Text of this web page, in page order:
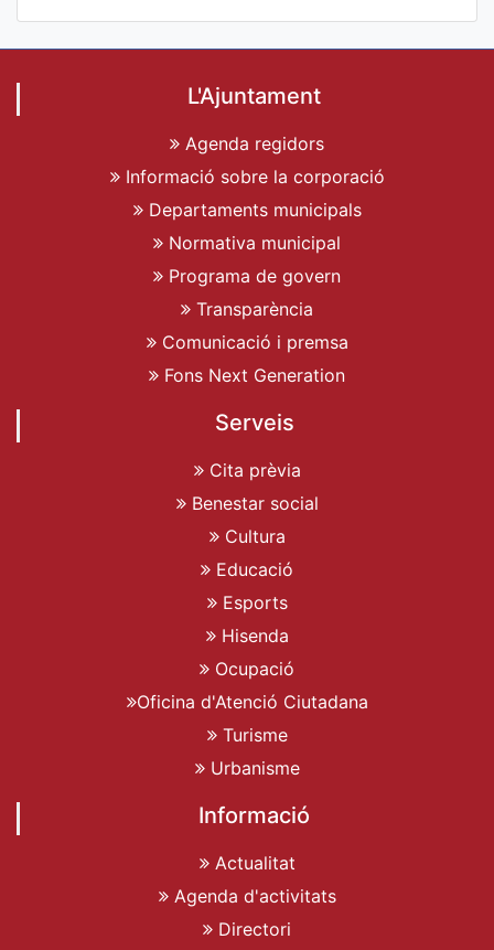
L'Ajuntament
Agenda regidors
Informació sobre la corporació
Departaments municipals
Normativa municipal
Programa de govern
Transparència
Comunicació i premsa
Fons Next Generation
Serveis
Cita prèvia
Benestar social
Cultura
Educació
Esports
Hisenda
Ocupació
Oficina d'Atenció Ciutadana
Turisme
Urbanisme
Informació
Actualitat
Agenda d'activitats
Directori